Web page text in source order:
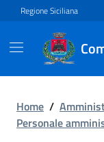
Vai ai contenuti
Vai al footer
Regione Siciliana
Home /
Personale